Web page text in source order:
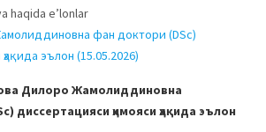
haqida e’lonlar
фан доктори (DSc)
эълон (15.05.2026)
Дилоро Жамолиддиновна
диссертацияси ҳимояси ҳақида эълон